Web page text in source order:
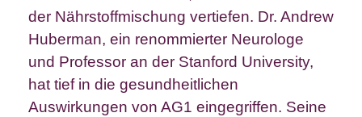
der Nährstoffmischung vertiefen. Dr. Andrew
Huberman, ein renommierter Neurologe
und Professor an der Stanford University,
hat tief in die gesundheitlichen
Auswirkungen von AG1 eingegriffen. Seine